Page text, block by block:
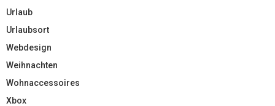
Urlaub
Urlaubsort
Webdesign
Weihnachten
Wohnaccessoires
Xbox